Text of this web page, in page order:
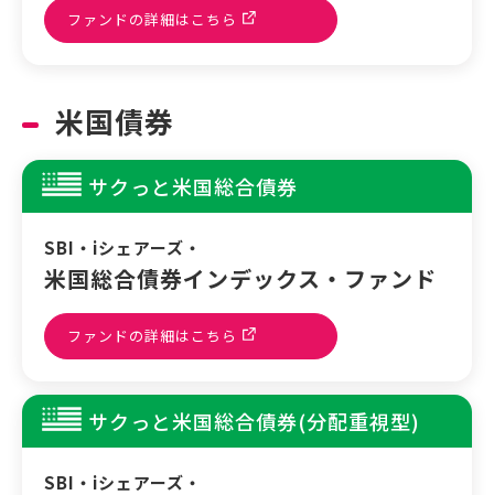
ファンドの詳細はこちら
米国債券
サクっと米国総合債券
SBI・iシェアーズ・
米国総合債券インデックス・ファンド
ファンドの詳細はこちら
サクっと米国総合債券(分配重視型)
SBI・iシェアーズ・